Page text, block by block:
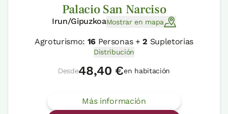
Palacio San Narciso
Irun/GipuzkoaMostrar en mapa
Agroturismo: 16 Personas +2 Supletorias
Distribución
Desde48,40 €en habitación
Más información